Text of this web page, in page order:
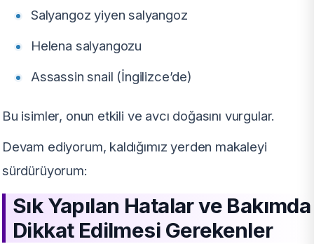
Salyangoz yiyen salyangoz
Helena salyangozu
Assassin snail (İngilizce’de)
Bu isimler, onun etkili ve avcı doğasını vurgular.
Devam ediyorum, kaldığımız yerden makaleyi
sürdürüyorum:
Sık Yapılan Hatalar ve Bakımda
Dikkat Edilmesi Gerekenler